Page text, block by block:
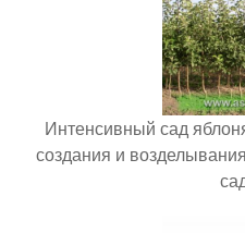
Интенсивный сад
создания и